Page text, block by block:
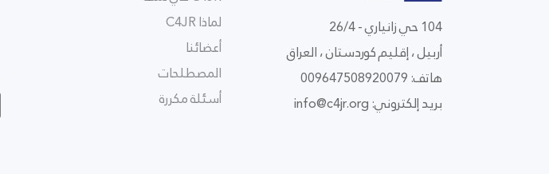
لماذا C4JR
أعضائنا
المصطلحات
أسئلة مكررة
104 حي زانياري - 26/4
أربيل ، إقليم كوردستان ، العراق
هاتف: 009647508920079
بريد إلكتروني: info@c4jr.org